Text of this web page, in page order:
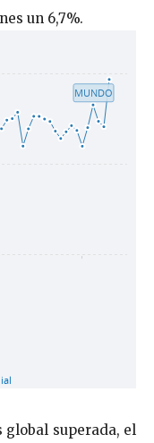
un 6,7%.
global superada, el